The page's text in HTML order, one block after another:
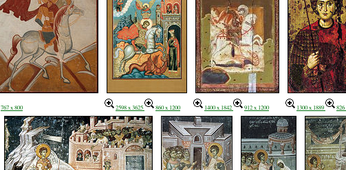
767 x 800 2598 x 3625 860 x 1200 1400 x 1842 912 x 1200 1300 x 1889 826